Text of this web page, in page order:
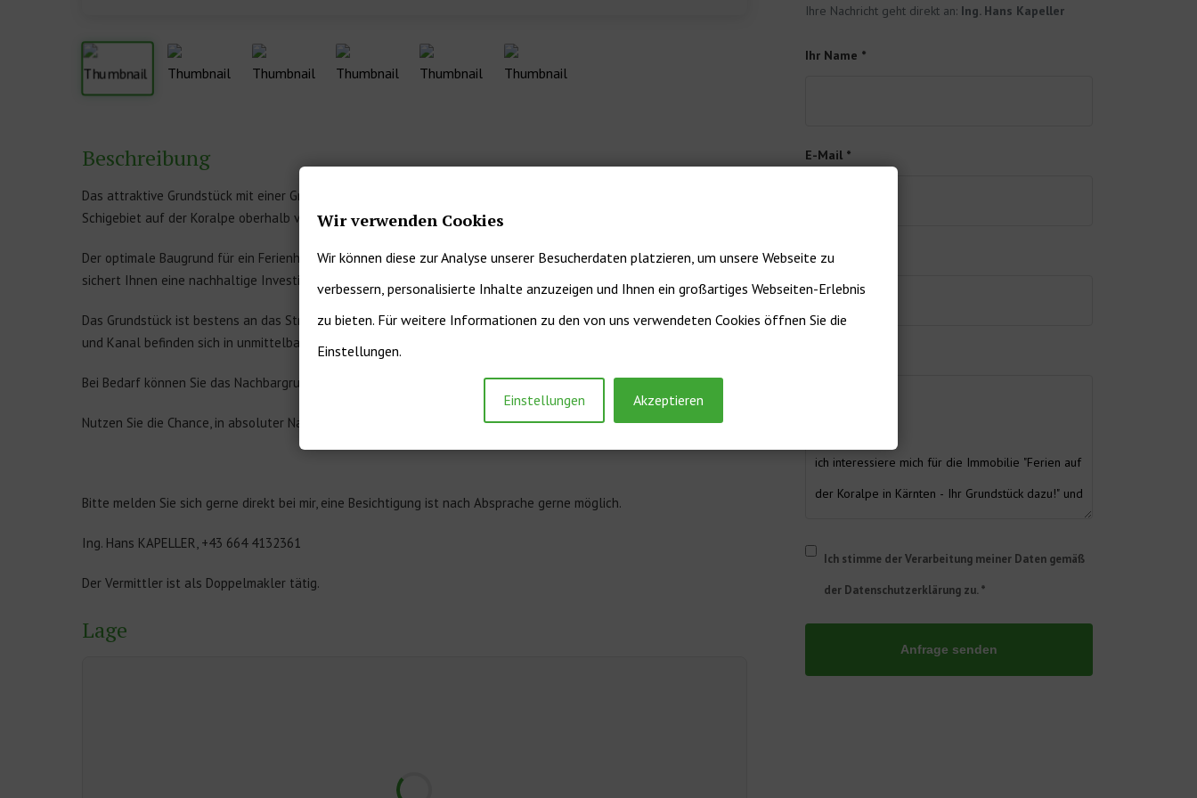
Beschreibung
Das attraktive Grundstück mit einer Größe von ca. 1450 m² befindet sich in der Ortschaft Rieding nahe dem
Schigebiet auf der Koralpe oberhalb von Wolfsberg und St. Stefan im Lavanttal in Kärnten.
Der optimale Baugrund für ein Ferienhäuschen. Die vorhandene Freizeitwohnsitzwidmung (Zweitwohnsitztauglich)
sichert Ihnen eine nachhaltige Investition.
Das Grundstück ist bestens an das Straßennetz angebunden und ist erschlossen. Die Infrastruktur Wasser, Strom
und Kanal befinden sich in unmittelbarer Nähe zur Grundstücksgrenze.
Bei Bedarf können Sie das Nachbargrundstück im Ausmaß ca. 1310 m² ebenfalls käuflich erwerben..
Nutzen Sie die Chance, in absoluter Natur- und Ruhelage Ihr Urlaubs- und Feriendomizil zu verwirklichen.
Bitte melden Sie sich gerne direkt bei mir, eine Besichtigung ist nach Absprache gerne möglich.
Ing. Hans KAPELLER, +43 664 4132361
Der Vermittler ist als Doppelmakler tätig.
Lage
Ihre Nachricht geht direkt an: Ing. Hans Kapeller
Ihr Name *
E-Mail *
Telefon
Ich stimme der Verarbeitung meiner Daten gemäß
der Datenschutzerklärung zu. *
Anfrage senden
Wir verwenden Cookies
Wir können diese zur Analyse unserer Besucherdaten platzieren, um unsere Webseite zu
verbessern, personalisierte Inhalte anzuzeigen und Ihnen ein großartiges Webseiten-Erlebnis
zu bieten. Für weitere Informationen zu den von uns verwendeten Cookies öffnen Sie die
Einstellungen.
Einstellungen Akzeptieren